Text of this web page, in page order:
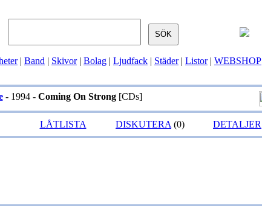
| Band | Skivor| Bolag | Ljudfack | Städer| Listor| WEBSHOP
- 1994 - Coming On Strong[CDs]
LÅTLISTA DISKUTERA (0) DETALJER